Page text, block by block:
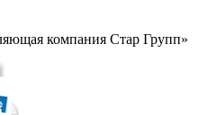
компания Стар Групп»